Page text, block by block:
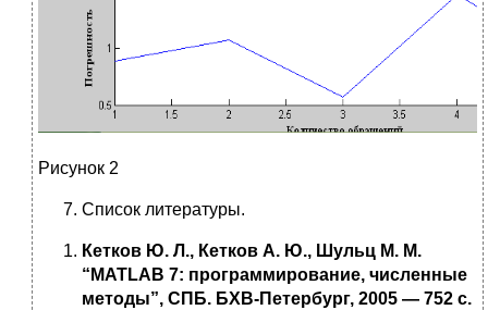
Рисунок 2
Список литературы.
Кетков Ю. Л., Кетков А. Ю., Шульц М. М.
“MATLAB 7: программирование, численные
методы”, СПБ. БХВ-Петербург, 2005 — 752 с.